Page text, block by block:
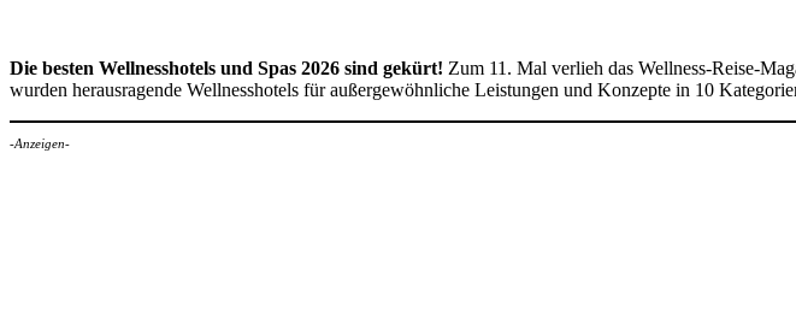
Die besten Wellnesshotels und Spas 2026 sind gekürt! Zum 11. Mal verlieh das Wellness-Reise-
wurden herausragende Wellnesshotels für außergewöhnliche Leistungen und Konzepte in 10
-Anzeigen-